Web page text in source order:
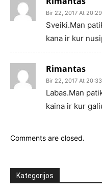
Bir 22, 2017 At 20:29
Sveiki.Man
kana ir kur
Rimantas
Bir 22, 2017 At 20:33
Labas.Man
kaina ir kur
Comments are closed.
Kategorijos